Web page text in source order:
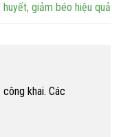
huyết, giảm béo hiệu quả
khai. Các